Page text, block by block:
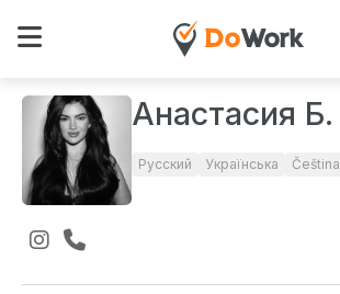
Анастасия Б.
Русский Українська Čeština